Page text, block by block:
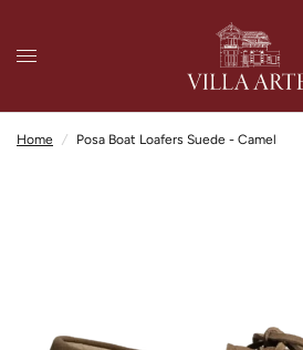
Home / Posa Boat Loafers Suede - Camel